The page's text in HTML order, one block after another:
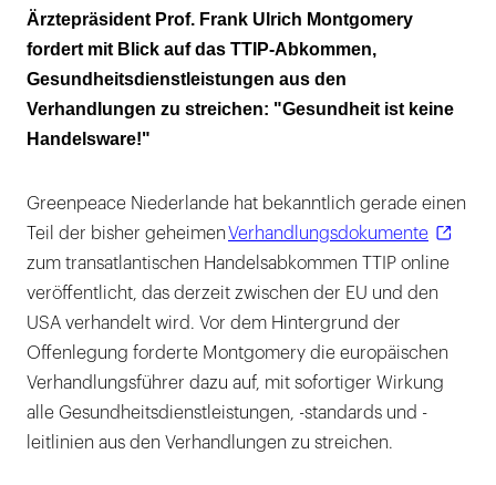
Medizin ist kein Trade Off
Heilberufler plädieren für die Vielfalt des
europäischen Gesundheitswesens
Ärztepräsident Prof. Frank Ulrich Montgomery
fordert mit Blick auf das TTIP-Abkommen,
Gesundheitsdienstleistungen aus den
Verhandlungen zu streichen: "Gesundheit ist keine
Handelsware!"
Greenpeace Niederlande hat bekanntlich gerade einen
Teil der bisher geheimen Verhandlungsdokumente
zum transatlantischen Handelsabkommen TTIP online
veröffentlicht, das derzeit zwischen der EU und den
USA verhandelt wird. Vor dem Hintergrund der
Offenlegung forderte Montgomery die europäischen
Verhandlungsführer dazu auf, mit sofortiger Wirkung
alle Gesundheitsdienstleistungen, -standards und -
leitlinien aus den Verhandlungen zu streichen.